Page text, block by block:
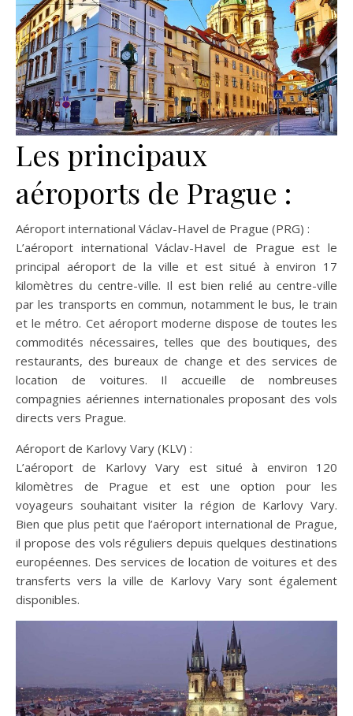
Les principaux
aéroports de Prague :
Aéroport international Václav-Havel de Prague (PRG) :
L’aéroport international Václav-Havel de Prague est le
principal aéroport de la ville et est situé à environ 17
kilomètres du centre-ville. Il est bien relié au centre-ville
par les transports en commun, notamment le bus, le train
et le métro. Cet aéroport moderne dispose de toutes les
commodités nécessaires, telles que des boutiques, des
restaurants, des bureaux de change et des services de
location de voitures. Il accueille de nombreuses
compagnies aériennes internationales proposant des vols
directs vers Prague.
Aéroport de Karlovy Vary (KLV) :
L’aéroport de Karlovy Vary est situé à environ 120
kilomètres de Prague et est une option pour les
voyageurs souhaitant visiter la région de Karlovy Vary.
Bien que plus petit que l’aéroport international de Prague,
il propose des vols réguliers depuis quelques destinations
européennes. Des services de location de voitures et des
transferts vers la ville de Karlovy Vary sont également
disponibles.